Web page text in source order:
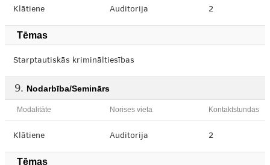
Klātiene Auditorija 2
Tēmas
Starptautiskās krimināltiesības
Nodarbība/Seminārs
Modalitāte Norises vieta Kontaktstundas
Klātiene Auditorija 2
Tēmas